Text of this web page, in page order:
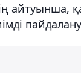
айтуынша,